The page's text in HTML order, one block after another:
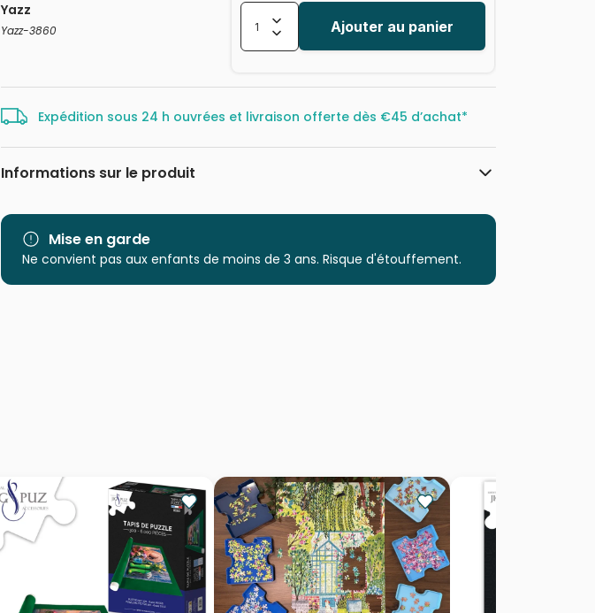
Yazz
Yazz-3860 Ajouter au panier
Expédition sous 24 h ouvrées et livraison offerte dès €45 d’achat*
Informations sur le produit
Catégorie
Age
Puzzle pour Adultes (500 à 48.000
pièces)
Mise en garde
Ne convient pas aux enfants de moins de 3 ans. Risque d'étouffement.